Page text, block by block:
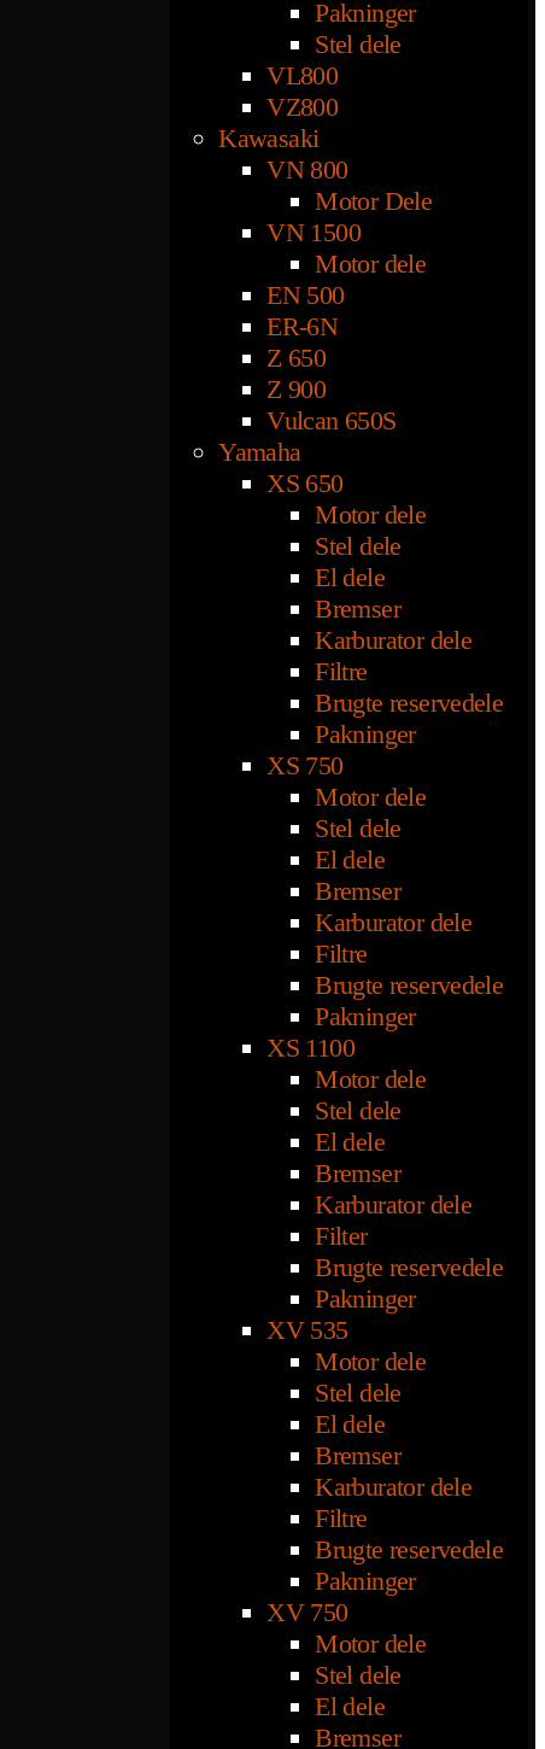
Pakninger
Stel dele
VL800
VZ800
Kawasaki
VN 800
Motor Dele
VN 1500
Motor dele
EN 500
ER-6N
Z 650
Z 900
Vulcan 650S
Yamaha
XS 650
Motor dele
Stel dele
El dele
Bremser
Karburator dele
Filtre
Brugte reservedele
Pakninger
XS 750
Motor dele
Stel dele
El dele
Bremser
Karburator dele
Filtre
Brugte reservedele
Pakninger
XS 1100
Motor dele
Stel dele
El dele
Bremser
Karburator dele
Filter
Brugte reservedele
Pakninger
XV 535
Motor dele
Stel dele
El dele
Bremser
Karburator dele
Filtre
Brugte reservedele
Pakninger
XV 750
Motor dele
Stel dele
El dele
Bremser